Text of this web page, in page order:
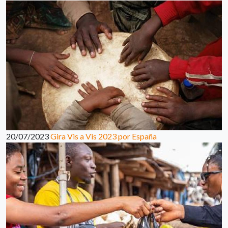
20/07/2023Gira Vis a Vis 2023 por España